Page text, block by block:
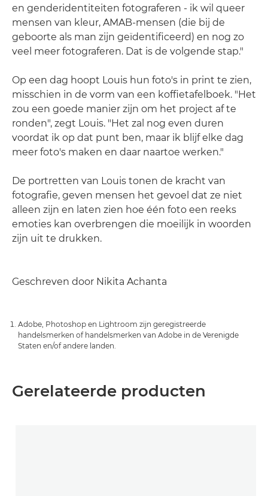
en genderidentiteiten fotograferen - ik wil queer
mensen van kleur, AMAB-mensen (die bij de
geboorte als man zijn geïdentificeerd) en nog zo
veel meer fotograferen. Dat is de volgende stap."
Op een dag hoopt Louis hun foto's in print te zien,
misschien in de vorm van een koffietafelboek. "Het
zou een goede manier zijn om het project af te
ronden", zegt Louis. "Het zal nog even duren
voordat ik op dat punt ben, maar ik blijf elke dag
meer foto's maken en daar naartoe werken."
De portretten van Louis tonen de kracht van
fotografie, geven mensen het gevoel dat ze niet
alleen zijn en laten zien hoe één foto een reeks
emoties kan overbrengen die moeilijk in woorden
zijn uit te drukken.
Geschreven door Nikita Achanta
Adobe, Photoshop en Lightroom zijn geregistreerde
handelsmerken of handelsmerken van Adobe in de Verenigde
Staten en/of andere landen.
Gerelateerde producten